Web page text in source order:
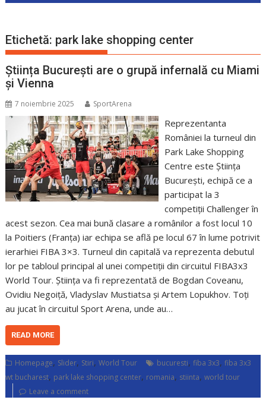
Etichetă: park lake shopping center
Știința București are o grupă infernală cu Miami
și Vienna
7 noiembrie 2025 SportArena
Reprezentanta
României la turneul din
Park Lake Shopping
Centre este Știința
București, echipă ce a
participat la 3
competiții Challenger în
acest sezon. Cea mai bună clasare a românilor a fost locul 10
la Poitiers (Franța) iar echipa se află pe locul 67 în lume potrivit
ierarhiei FIBA 3×3. Turneul din capitală va reprezenta debutul
lor pe tabloul principal al unei competiții din circuitul FIBA3x3
World Tour. Știința va fi reprezentată de Bogdan Coveanu,
Ovidiu Negoiță, Vladyslav Mustiatsa și Artem Lopukhov. Toți
au jucat în circuitul Sport Arena, unde au…
READ MORE
Homepage, Slider, Stiri,World Tour bucuresti,fiba 3x3,fiba 3x3
wt bucharest, park lake shopping center, romania, stiinta,world tour
Leave a comment